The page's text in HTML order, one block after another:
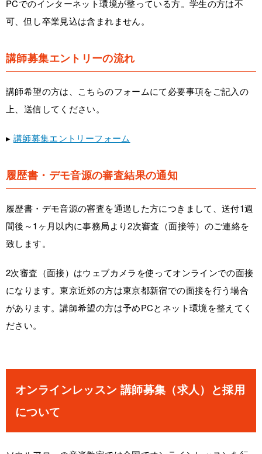
PCでのインターネット環境が整っている方。学生の方は不
可、但し卒業見込は含まれません。
講師募集エントリーの流れ
講師希望の方は、こちらのフォームにて必要事項をご記入の
上、送信してください。
▸ 講師募集エントリーフォーム
履歴書・デモ音源の審査結果の通知
履歴書・デモ音源の審査を通過した方につきまして、送付1週
間後～1ヶ月以内に事務局より2次審査（面接等）のご連絡を
致します。
2次審査（面接）はウェブカメラを使ってオンラインでの面接
になります。東京近郊の方は東京都新宿での面接を行う場合
があります。講師希望の方は予めPCとネット環境を整えてく
ださい。
オンラインレッスン 講師募集（求人）と採用
について